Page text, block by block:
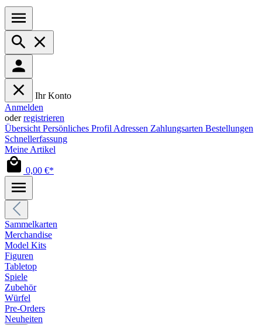
Ihr Konto
Anmelden
oderregistrieren
Übersicht Persönliches Profil Adressen Zahlungsarten Bestellungen
Schnellerfassung
Meine Artikel
0,00 €*
Sammelkarten
Merchandise
Model Kits
Figuren
Tabletop
Spiele
Zubehör
Würfel
Pre-Orders
Neuheiten